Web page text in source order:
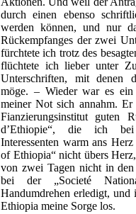
durch einen ebenso
werden können, und nur
Rückempfanges der zwei
fürchtete ich trotz des
flüchtete ich lieber unter
Unterschriften, mit denen
möge. – Wieder war es
meiner Not sich annahm.
Fianzierungsinstitut guten
d’Ethiopie“, die ich
Interessenten warm ans
of Ethiopia“ nicht übers
von zwei Tagen nicht in
bei der „Societé
Handumdrehen erledigt,
Ethiopia meine Sorge los.